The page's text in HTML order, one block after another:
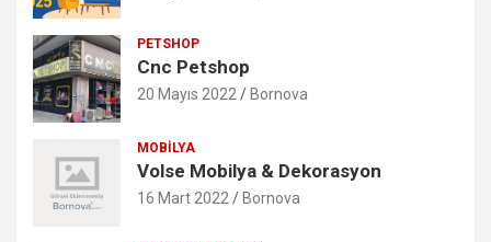
PETSHOP
Cnc Petshop
20 Mayıs 2022 Bornova
MOBILYA
Volse Mobilya & Dekorasyon
16 Mart 2022 Bornova